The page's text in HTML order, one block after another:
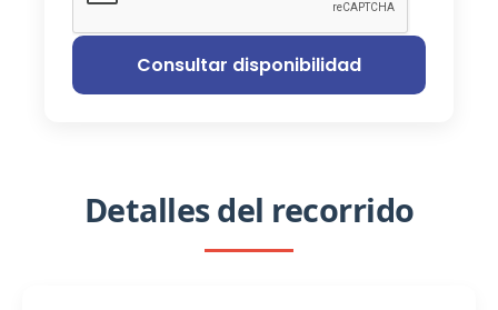
Consultar disponibilidad
Detalles del recorrido